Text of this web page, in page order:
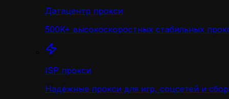
Датацентр прокси
500K+ высокоскоростных стабильных
ISP прокси
Надёжные прокси для игр, соцсетей и